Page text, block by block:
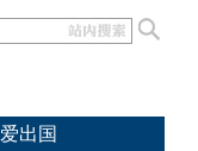
爱出国